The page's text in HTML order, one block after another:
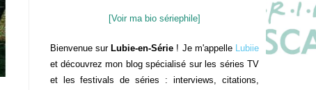
[Voir ma bio sériephile]
Bienvenue sur Lubie-en-Série ! Je m'appelle Lubiie
et découvrez mon blog spécialisé sur les séries TV
et les festivals de séries : interviews, citations,